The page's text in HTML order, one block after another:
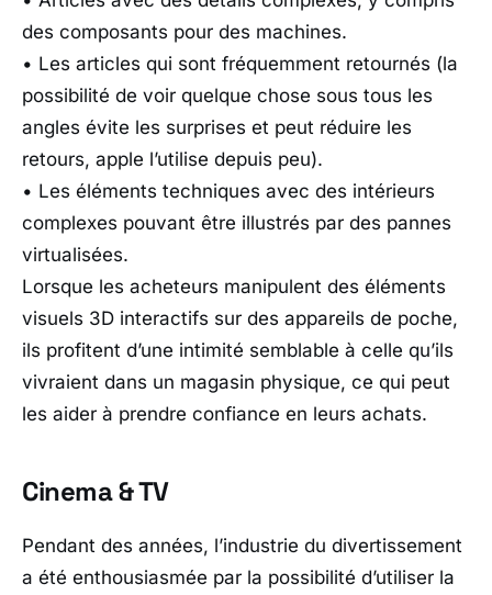
des composants pour des machines.
• Les articles qui sont fréquemment retournés (la
possibilité de voir quelque chose sous tous les
angles évite les surprises et peut réduire les
retours, apple l’utilise depuis peu).
• Les éléments techniques avec des intérieurs
complexes pouvant être illustrés par des pannes
virtualisées.
Lorsque les acheteurs manipulent des éléments
visuels 3D interactifs sur des appareils de poche,
ils profitent d’une intimité semblable à celle qu’ils
vivraient dans un magasin physique, ce qui peut
les aider à prendre confiance en leurs achats.
Cinema & TV
Pendant des années, l’industrie du divertissement
a été enthousiasmée par la possibilité d’utiliser la